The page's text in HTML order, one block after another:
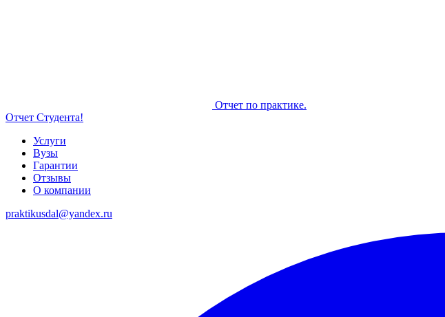
Отчет по практике.
Отчет Студента!
Услуги
Вузы
Гарантии
Отзывы
О компании
praktikusdal@yandex.ru